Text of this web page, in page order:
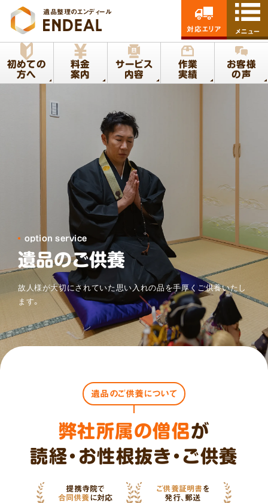
遺品整理のエンディール
初めての
方へ
料金
案内
サービス
内容
作業
実績
お客様
の声
対応エリア メニュー
遺品のご供養
option service
故人様が大切にされていた思い入れの品を手厚くご供養いたし
ます。
遺品のご供養について
弊社所属の僧侶が
読経・お性根抜き・ご供養
提携寺院で
合同供養に対応
ご供養証明書を
発行、郵送